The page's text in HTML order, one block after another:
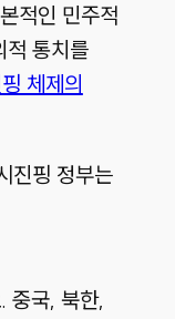
적인 민주적
적 통치를
체제의
진핑 정부는
중국, 북한,